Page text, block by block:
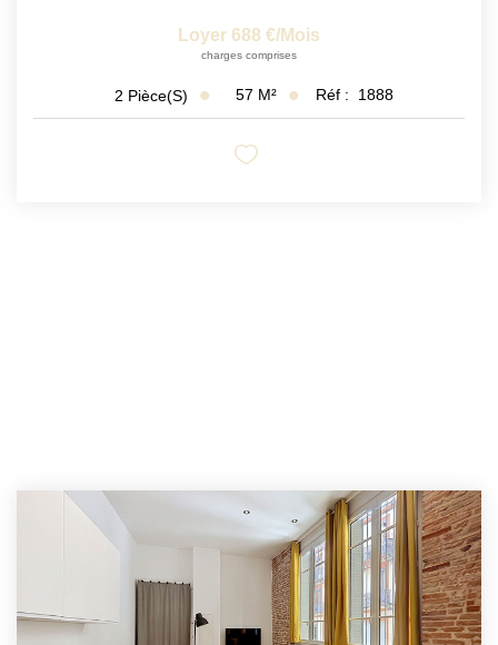
Loyer 688 €/mois
charges comprises
2 Pièce(s) 57 M² Réf : 1888